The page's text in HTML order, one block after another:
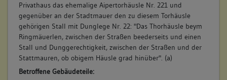
Privathaus das ehemalige Aipertorhäusle Nr. 221 und
gegenüber an der Stadtmauer den zu diesem Torhäusle
gehörigen Stall mit Dunglege Nr. 22: "Das Thorhäusle beym
Ringmäuerlen, zwischen der Straßen beederseits und einen
Stall und Dunggerechtigkeit, zwischen der Straßen und der
Stattmauren, ob obigem Häusle grad hinüber". (a)
Betroffene Gebäudeteile: